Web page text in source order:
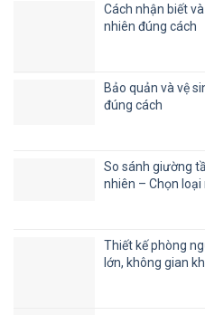
Cách nhận biết
nhiên đúng cách
Bảo quản và vệ
đúng cách
So sánh giường
nhiên – Chọn
Thiết kế phòng
lớn, không gian